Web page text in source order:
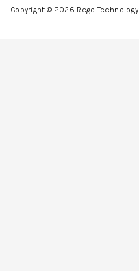
Copyright © 2026 Rego Technology